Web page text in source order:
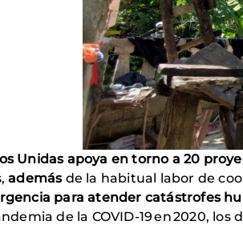
Unidas apoya en torno a 20
además de la habitual labor de
para atender catástrofes
de la COVID-19 en 2020,